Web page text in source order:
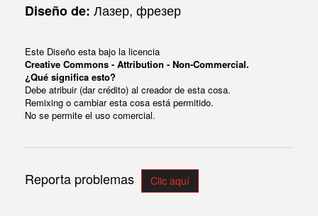
Diseño de: Лазер, фрезер
Este Diseño esta bajo la licencia
Creative Commons - Attribution - Non-Commercial.
¿Qué significa esto?
Debe atribuir (dar crédito) al creador de esta cosa.
Remixing o cambiar esta cosa está permitido.
No se permite el uso comercial.
Reporta problemas Clic aquí